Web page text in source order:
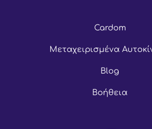
Cardom
Μεταχειρισμένα
Blog
Βοήθεια